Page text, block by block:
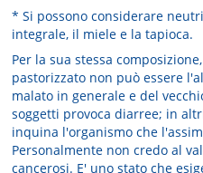
* Si possono considerare
integrale, il miele e la tapioca.
Per la sua stessa
pastorizzato non può essere
malato in generale e del
soggetti provoca diarree; in
inquina l'organismo che
Personalmente non credo al
cancerosi. E' uno stato che